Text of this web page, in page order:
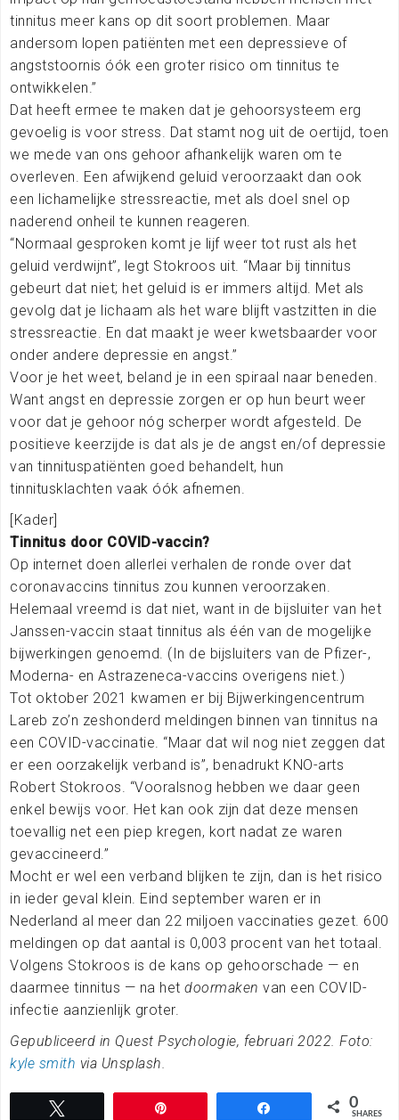
tinnitus meer kans op dit soort problemen. Maar
andersom lopen patiënten met een depressieve of
angststoornis óók een groter risico om tinnitus te
ontwikkelen.”
Dat heeft ermee te maken dat je gehoorsysteem erg
gevoelig is voor stress. Dat stamt nog uit de oertijd, toen
we mede van ons gehoor afhankelijk waren om te
overleven. Een afwijkend geluid veroorzaakt dan ook
een lichamelijke stressreactie, met als doel snel op
naderend onheil te kunnen reageren.
“Normaal gesproken komt je lijf weer tot rust als het
geluid verdwijnt”, legt Stokroos uit. “Maar bij tinnitus
gebeurt dat niet; het geluid is er immers altijd. Met als
gevolg dat je lichaam als het ware blijft vastzitten in die
stressreactie. En dat maakt je weer kwetsbaarder voor
onder andere depressie en angst.”
Voor je het weet, beland je in een spiraal naar beneden.
Want angst en depressie zorgen er op hun beurt weer
voor dat je gehoor nóg scherper wordt afgesteld. De
positieve keerzijde is dat als je de angst en/of depressie
van tinnituspatiënten goed behandelt, hun
tinnitusklachten vaak óók afnemen.
[Kader]
Tinnitus door COVID-vaccin?
Op internet doen allerlei verhalen de ronde over dat
coronavaccins tinnitus zou kunnen veroorzaken.
Helemaal vreemd is dat niet, want in de bijsluiter van het
Janssen-vaccin staat tinnitus als één van de mogelijke
bijwerkingen genoemd. (In de bijsluiters van de Pfizer-,
Moderna- en Astrazeneca-vaccins overigens niet.)
Tot oktober 2021 kwamen er bij Bijwerkingencentrum
Lareb zo’n zeshonderd meldingen binnen van tinnitus na
een COVID-vaccinatie. “Maar dat wil nog niet zeggen dat
er een oorzakelijk verband is”, benadrukt KNO-arts
Robert Stokroos. “Vooralsnog hebben we daar geen
enkel bewijs voor. Het kan ook zijn dat deze mensen
toevallig net een piep kregen, kort nadat ze waren
gevaccineerd.”
Mocht er wel een verband blijken te zijn, dan is het risico
in ieder geval klein. Eind september waren er in
Nederland al meer dan 22 miljoen vaccinaties gezet. 600
meldingen op dat aantal is 0,003 procent van het totaal.
Volgens Stokroos is de kans op gehoorschade — en
daarmee tinnitus — na het doormaken van een COVID-
infectie aanzienlijk groter.
Gepubliceerd in Quest Psychologie, februari 2022. Foto:
kyle smith via Unsplash.
0
SHARES